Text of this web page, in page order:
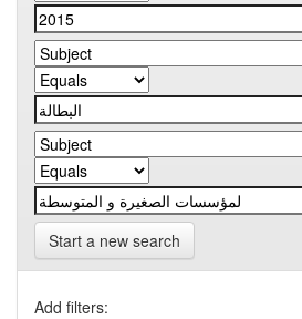
Start a new search
Add filters: